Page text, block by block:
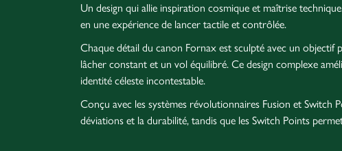
Un design qui allie inspiration cosmique et maîtrise
en une expérience de lancer tactile et contrôlée.
Chaque détail du canon Fornax est sculpté avec un
lâcher constant et un vol équilibré. Ce design complexe
identité céleste incontestable.
Conçu avec les systèmes révolutionnaires Fusion et
déviations et la durabilité, tandis que les Switch Points